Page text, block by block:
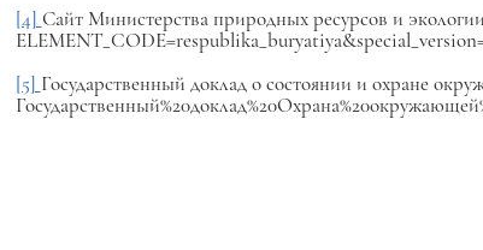
[4] Сайт Министерства природных ресурсов и
[5] Государственный доклад о состоянии и охране